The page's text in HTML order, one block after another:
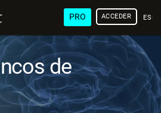
PRO ACCEDER
de